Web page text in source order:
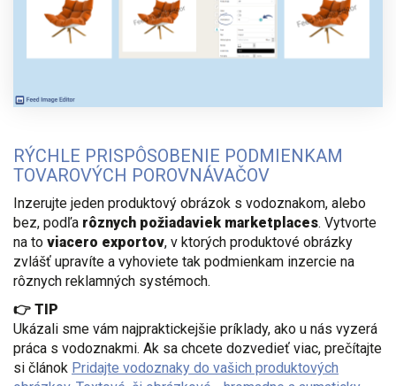
RÝCHLE PRISPÔSOBENIE PODMIENKAM
TOVAROVÝCH POROVNÁVAČOV
Inzerujte jeden produktový obrázok s vodoznakom, alebo
bez, podľa rôznych požiadaviek marketplaces. Vytvorte
na to viacero exportov, v ktorých produktové obrázky
zvlášť upravíte a vyhoviete tak podmienkam inzercie na
rôznych reklamných systémoch.
👉 TIP
Ukázali sme vám najpraktickejšie príklady, ako u nás vyzerá
práca s vodoznakmi. Ak sa chcete dozvedieť viac, prečítajte
si článok Pridajte vodoznaky do vašich produktových